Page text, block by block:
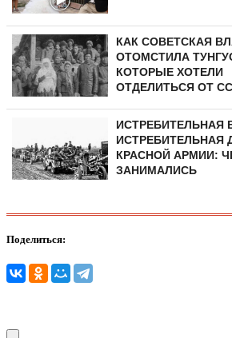
КАК СОВЕТСКАЯ
ОТОМСТИЛА
КОТОРЫЕ ХОТЕЛИ
ОТДЕЛИТЬСЯ ОТ
ИСТРЕБИТЕЛЬНАЯ
ИСТРЕБИТЕЛЬНАЯ
КРАСНОЙ АРМИИ:
ЗАНИМАЛИСЬ
Поделиться: